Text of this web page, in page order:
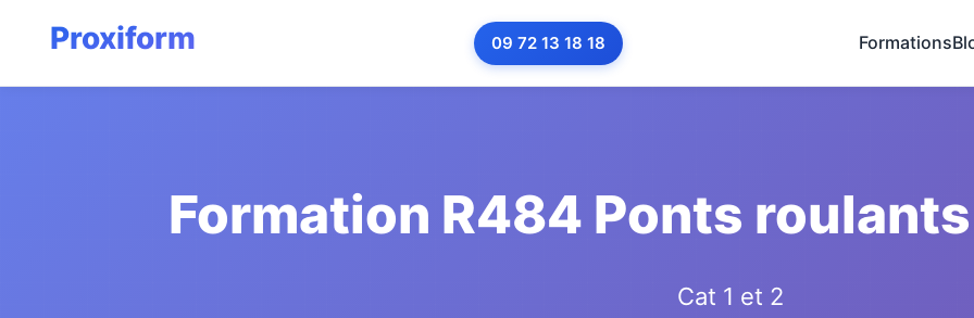
09 72 13 18 18 Formations
Formation R484 Ponts
Cat 1 et 2